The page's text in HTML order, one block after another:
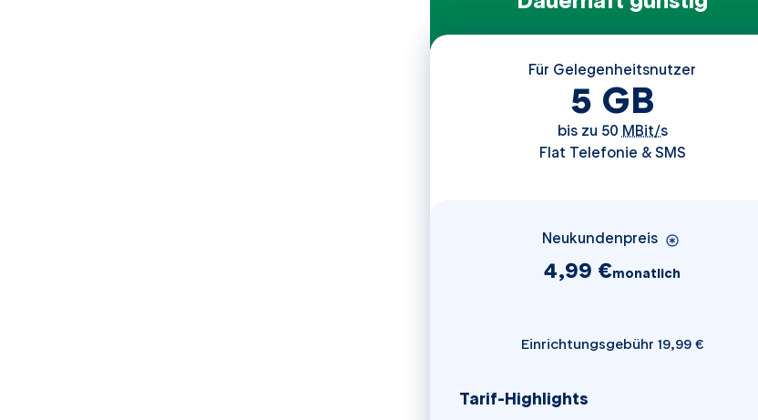
Für Gelegenheitsnutzer
5 GB
bis zu 50 MBit/s
Flat Telefonie & SMS
Neukundenpreis
4,99 €monatlich
Einrichtungsgebühr 19,99 €
Tarif-Highlights